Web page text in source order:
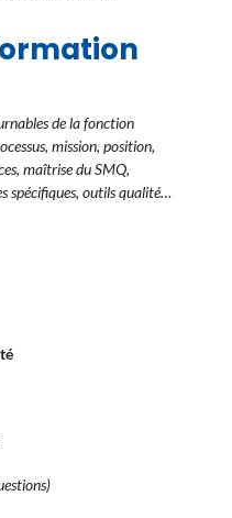
de la fonction
mission, position,
maîtrise du SMQ,
spécifiques, outils qualité…